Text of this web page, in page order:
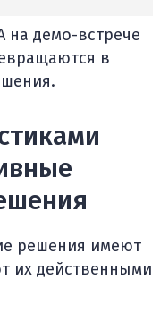
на демо-встрече
в
решения имеют
их действенными